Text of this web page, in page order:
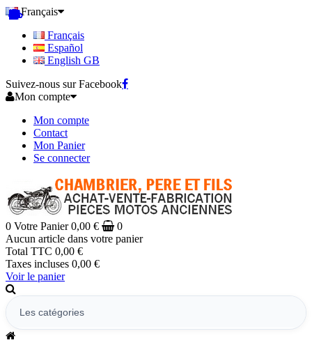
Français
Français
Español
English GB
Suivez-nous sur Facebook
Mon compte
Mon compte
Contact
Mon Panier
Se connecter
0 Votre Panier 0,00 €
0
Aucun article dans votre panier
Total TTC 0,00 €
Taxes incluses 0,00 €
Voir le panier